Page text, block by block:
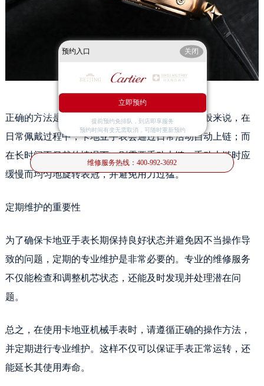
卡地亚发条上多了会断吗
卡地亚作为世界著名的高级珠宝和腕表品牌，其手表的每一个细节都体现了精湛
的工艺和对品质的追求。对于机械手表而言，发条是其核
维修服务热线： 400-992-3692
正确的方法是按照说明书上的建议进行操作。一般来说，在
日常佩戴过程中，卡地亚手表会通过日常活动自动上链；而
在长时间不佩戴的情况下，则需要手动上链。手动上链时应
缓慢而均匀地旋转表冠，并避免用力过猛。
定期维护的重要性
为了确保卡地亚手表长期保持良好状态并避免因不当操作导
致的问题，定期的专业维护是非常必要的。专业的维修服务
不仅能检查和调整机芯状态，还能及时发现并处理潜在问
题。
总之，在使用卡地亚机械手表时，请遵循正确的操作方法，
并定期进行专业维护。这样不仅可以保证手表正常运转，还
能延长其使用寿命。
预约入口 关闭
立即预约
提前预约免排队，到店即享服务
预约时间有变无需取消，可随时重新预约